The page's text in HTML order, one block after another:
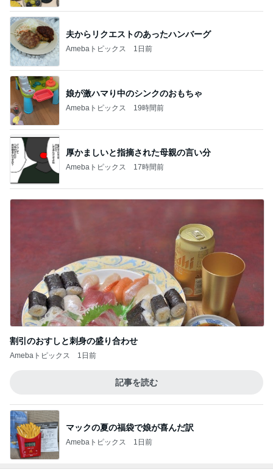
夫からリクエストのあったハンバーグ
Amebaトピックス 1日前
娘が激ハマり中のシンクのおもちゃ
Amebaトピックス 19時間前
厚かましいと指摘された母親の言い分
Amebaトピックス 17時間前
割引のおすしと刺身の盛り合わせ
Amebaトピックス 1日前
記事を読む
マックの夏の福袋で娘が喜んだ訳
Amebaトピックス 1日前